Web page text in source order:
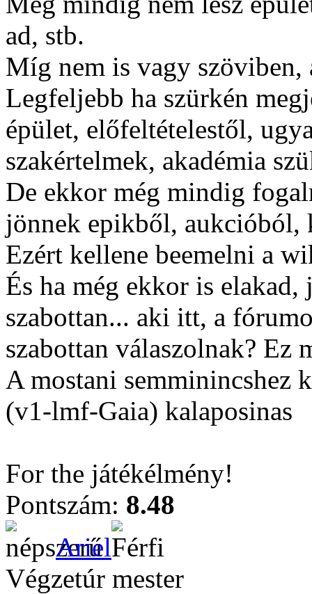
ad, stb.
Míg nem is vagy szöviben,
Legfeljebb ha szürkén
épület, előfeltételestől,
szakértelmek, akadémia
De ekkor még mindig
jönnek epikből, aukcióból,
Ezért kellene beemelni a
És ha még ekkor is elakad,
szabottan... aki itt, a
szabottan válaszolnak? Ez
A mostani semminincshez
(v1-lmf-Gaia) kalaposinas
For the játékélmény!
Pontszám: 8.48
Ariel
Végzetúr mester